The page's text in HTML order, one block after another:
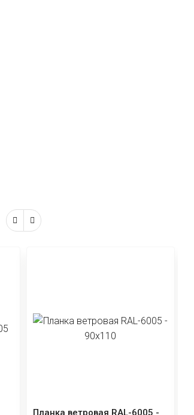
Снегозадержатель Premium